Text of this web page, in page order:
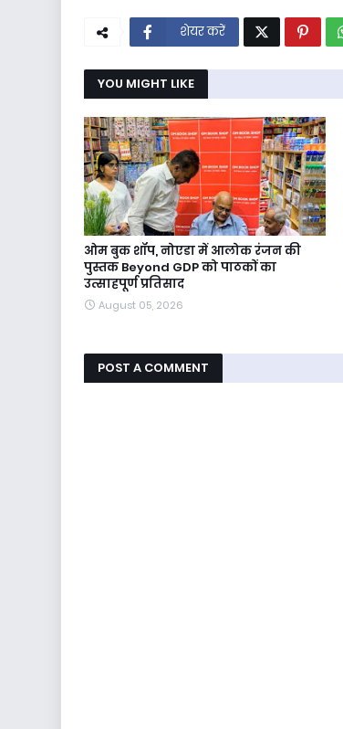
शेयर करें
YOU MIGHT LIKE
ओम बुक शॉप, नोएडा में आलोक रंजन की
पुस्तक Beyond GDP को पाठकों का
उत्साहपूर्ण प्रतिसाद
August 05, 2026
POST A COMMENT